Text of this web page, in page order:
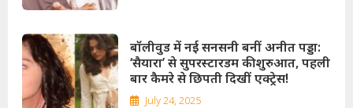
बॉलीवुड में नई सनसनी बनीं अनीत पड्डा:
‘सैयारा’ से सुपरस्टारडम की शुरुआत, पहली
बार कैमरे से छिपती दिखीं एक्ट्रेस!
July 24, 2025